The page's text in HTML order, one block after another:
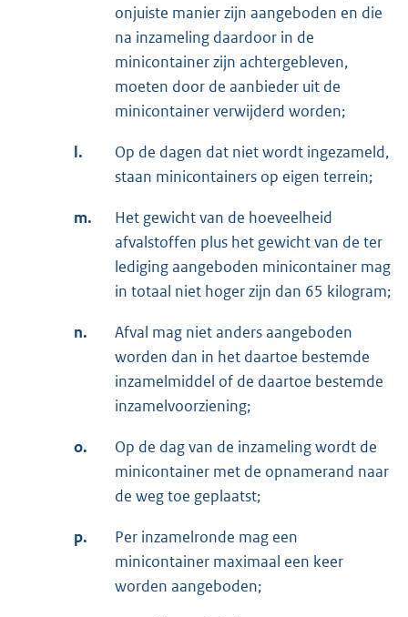
onjuiste manier zijn aangeboden en die
na inzameling daardoor in de
minicontainer zijn achtergebleven,
moeten door de aanbieder uit de
minicontainer verwijderd worden;
l.
Op de dagen dat niet wordt ingezameld,
staan minicontainers op eigen terrein;
m.
Het gewicht van de hoeveelheid
afvalstoffen plus het gewicht van de ter
lediging aangeboden minicontainer mag
in totaal niet hoger zijn dan 65 kilogram;
n.
Afval mag niet anders aangeboden
worden dan in het daartoe bestemde
inzamelmiddel of de daartoe bestemde
inzamelvoorziening;
o.
Op de dag van de inzameling wordt de
minicontainer met de opnamerand naar
de weg toe geplaatst;
p.
Per inzamelronde mag een
minicontainer maximaal een keer
worden aangeboden;